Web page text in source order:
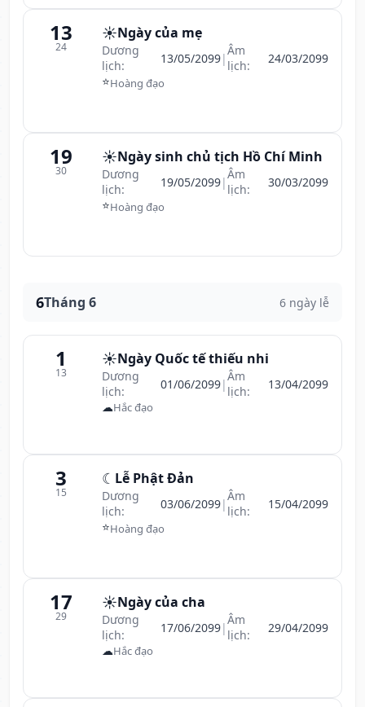
13
24
☀️Ngày của mẹ
Dương
lịch:
13/05/2099|Âm
lịch:
24/03/2099
⭐Hoàng đạo
19
30
☀️Ngày sinh chủ tịch Hồ Chí Minh
Dương
lịch:
19/05/2099|Âm
lịch:
30/03/2099
⭐Hoàng đạo
6Tháng 6 6 ngày lễ
1
13
☀️Ngày Quốc tế thiếu nhi
Dương
lịch:
01/06/2099|Âm
lịch:
13/04/2099
☁Hắc đạo
3
15
☾ Lễ Phật Đản
Dương
lịch:
03/06/2099|Âm
lịch:
15/04/2099
⭐Hoàng đạo
17
29
☀️Ngày của cha
Dương
lịch:
17/06/2099|Âm
lịch:
29/04/2099
☁Hắc đạo